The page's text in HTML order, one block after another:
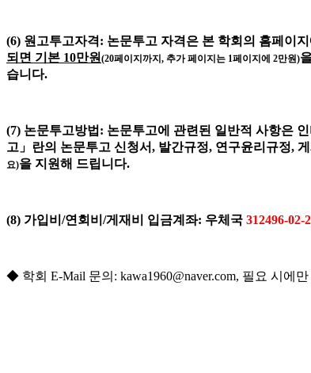
(6) 원고투고자격: 논문투고 자격은 본 학회의 홈페이지
되면 기본 10만원 (20페이지까지, 추가 페이지는 1페이지에 2만원)
습니다.
(7) 논문투고방법 : 논문투고에 관련된 일반적 사항은 인
고 」 란의 논문투고 신청서, 발간규정, 연구윤리규정,
요)을 지원해 드립니다.
(8) 가입비/연회비/게재비 입금계좌: 우체국 312496-02-
◆ 학회 E-Mail 문의 : kawa1960@naver.com, 필요 시에만